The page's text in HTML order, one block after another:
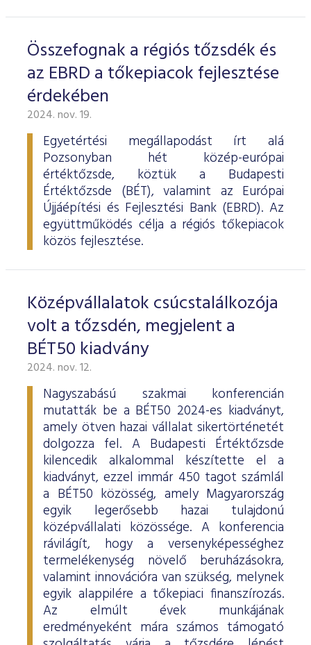
Összefognak a régiós tőzsdék és
az EBRD a tőkepiacok fejlesztése
érdekében
2024. nov. 19.
Egyetértési megállapodást írt alá
Pozsonyban hét közép-európai
értéktőzsde, köztük a Budapesti
Értéktőzsde (BÉT), valamint az Európai
Újjáépítési és Fejlesztési Bank (EBRD). Az
együttműködés célja a régiós tőkepiacok
közös fejlesztése.
Középvállalatok csúcstalálkozója
volt a tőzsdén, megjelent a
BÉT50 kiadvány
2024. nov. 12.
Nagyszabású szakmai konferencián
mutatták be a BÉT50 2024-es kiadványt,
amely ötven hazai vállalat sikertörténetét
dolgozza fel. A Budapesti Értéktőzsde
kilencedik alkalommal készítette el a
kiadványt, ezzel immár 450 tagot számlál
a BÉT50 közösség, amely Magyarország
egyik legerősebb hazai tulajdonú
középvállalati közössége. A konferencia
rávilágít, hogy a versenyképességhez
termelékenység növelő beruházásokra,
valamint innovációra van szükség, melynek
egyik alappilére a tőkepiaci finanszírozás.
Az elmúlt évek munkájának
eredményeként mára számos támogató